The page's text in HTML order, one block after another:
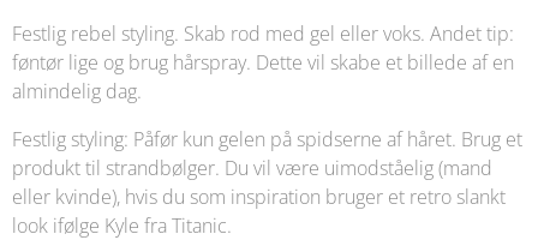
Festlig rebel styling. Skab rod med gel eller voks. Andet tip:
føntør lige og brug hårspray. Dette vil skabe et billede af en
almindelig dag.
Festlig styling: Påfør kun gelen på spidserne af håret. Brug et
produkt til strandbølger. Du vil være uimodståelig (mand
eller kvinde), hvis du som inspiration bruger et retro slankt
look ifølge Kyle fra Titanic.